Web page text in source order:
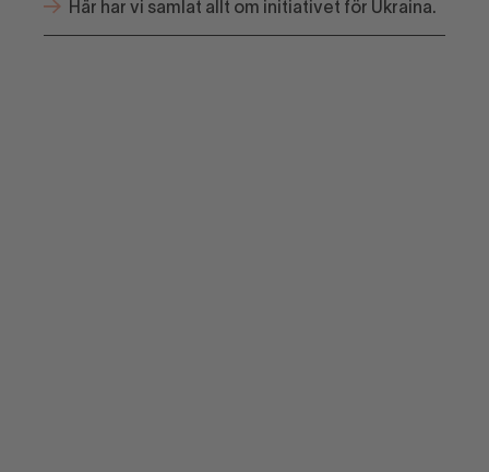
Här har vi samlat allt om initiativet för Ukraina.